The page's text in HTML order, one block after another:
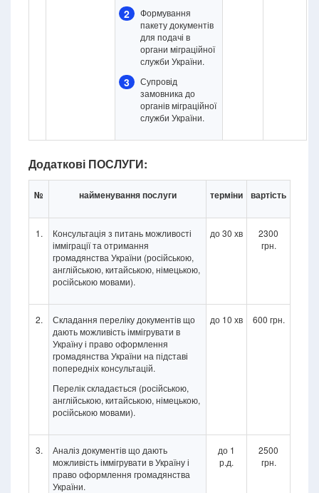
2
Формування
пакету документів
для подачі в
органи міграційної
служби України.
3
Супровід
замовника до
органів міграційної
служби України.
Додаткові ПОСЛУГИ:
№ найменування послуги терміни вартість
1.
Консультація з питань можливості
імміграції та отримання
громадянства України (російською,
англійською, китайською, німецькою,
російською мовами).
до 30 хв
2300
грн.
2.
Складання переліку документів що
дають можливість іммігрувати в
Україну і право оформлення
громадянства України на підставі
попередніх консультацій.
Перелік складається (російською,
англійською, китайською, німецькою,
російською мовами).
до 10 хв 600 грн.
3.
Аналіз документів що дають
можливість іммігрувати в Україну і
право оформлення громадянства
України.
до 1
р.д.
2500
грн.